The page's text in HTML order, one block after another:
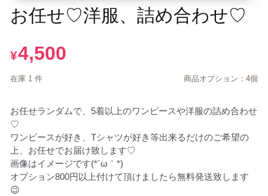
お任せ♡洋服、詰め合わせ♡
¥4,500
在庫 1 件 商品オプション：4個
お任せランダムで、5着以上のワンピースや洋服の詰め合わせ
♡
ワンピースが好き、Tシャツが好き等出来るだけのご希望の
上、お任せでお届け致します♡
画像はイメージです(*´ω｀*)
オプション800円以上付けて頂けましたら無料発送致します
😉